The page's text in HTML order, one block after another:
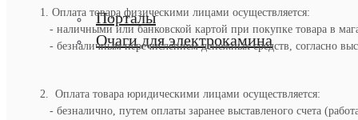
Порталы
Очаги для электрокамина
1. Оплата товара физическими лицами осуществляется:
- наличными или банковской картой при покупке товара в
- безналичным перечислением денежных средств, согласно
2. Оплата товара юридическими лицами осуществляется:
- безналично, путем оплаты заранее выставленого счета